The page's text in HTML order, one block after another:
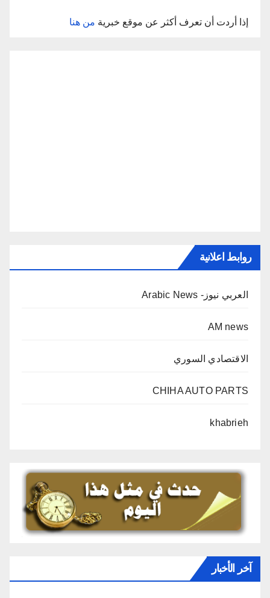
إذا أردت أن تعرف أكثر عن موقع خبرية من هنا
روابط اعلانية
العربي نيوز- Arabic News
AM news
الاقتصادي السوري
CHIHA AUTO PARTS
khabrieh
آخر الأخبار